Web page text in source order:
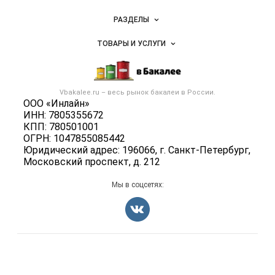
ингредиентов
Vbakalee.ru – весь рынок бакалеи в России.
ООО «Инлайн»
ИНН: 7805355672
КПП: 780501001
ОГРН: 1047855085442
Юридический адрес: 196066, г. Санкт-Петербург,
Московский проспект, д. 212
Новости Vbakalee.ru
Размещение рекламы
Публичная оферта
Контактная информация
Политика обработки персональных данных
РАЗДЕЛЫ
Объявления
Новости рынка
ТОВАРЫ И УСЛУГИ
Бакалейные товары
Услуги
Добавить объявление
Мы в соцсетях: